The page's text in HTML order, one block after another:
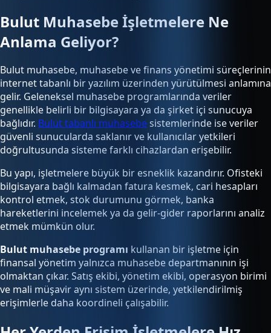
Bulut Muhasebe İşletmelere Ne
Anlama Geliyor?
Bulut muhasebe, muhasebe ve finans yönetimi süreçlerinin
internet tabanlı bir yazılım üzerinden yürütülmesi anlamına
gelir. Geleneksel muhasebe programlarında veriler
genellikle belirli bir bilgisayara ya da şirket içi sunucuya
bağlıdır. Bulut tabanlı muhasebesistemlerinde ise veriler
güvenli sunucularda saklanır ve kullanıcılar yetkileri
doğrultusunda sisteme farklı cihazlardan erişebilir.
Bu yapı, işletmelere büyük bir esneklik kazandırır. Ofisteki
bilgisayara bağlı kalmadan fatura kesmek, cari hesapları
kontrol etmek, stok durumunu görmek, banka
hareketlerini incelemek ya da gelir-gider raporlarını analiz
etmek mümkün olur.
Bulut muhasebe programı kullanan bir işletme için
finansal yönetim yalnızca muhasebe departmanının işi
olmaktan çıkar. Satış ekibi, yönetim ekibi, operasyon birimi
ve mali müşavir aynı sistem üzerinde, yetkilendirilmiş
erişimlerle daha koordineli çalışabilir.